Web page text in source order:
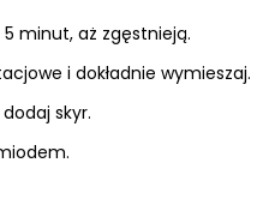
5 minut, aż zgęstnieją.
i dokładnie wymieszaj.
skyr.